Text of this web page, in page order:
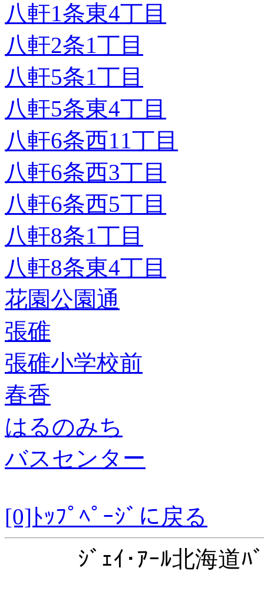
八軒1条東4丁目
八軒2条1丁目
八軒5条1丁目
八軒5条東4丁目
八軒6条西11丁目
八軒6条西3丁目
八軒6条西5丁目
八軒8条1丁目
八軒8条東4丁目
花園公園通
張碓
張碓小学校前
春香
はるのみち
バスセンター
[0]ﾄｯﾌﾟﾍﾟｰｼﾞに戻る
ｼﾞｪｲ･ｱｰﾙ北海道